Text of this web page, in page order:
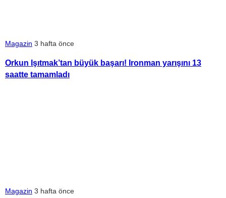
Magazin 3 hafta önce
Orkun Işıtmak’tan büyük başarı! Ironman yarışını 13
saatte tamamladı
Magazin 3 hafta önce